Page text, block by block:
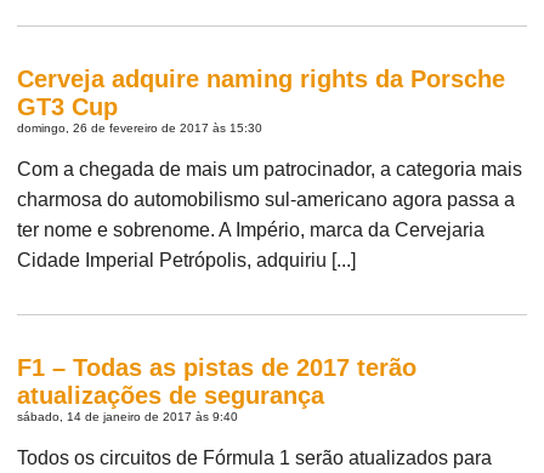
Cerveja adquire naming rights da Porsche
GT3 Cup
domingo, 26 de fevereiro de 2017 às 15:30
Com a chegada de mais um patrocinador, a categoria mais
charmosa do automobilismo sul-americano agora passa a
ter nome e sobrenome. A Império, marca da Cervejaria
Cidade Imperial Petrópolis, adquiriu [...]
F1 – Todas as pistas de 2017 terão
atualizações de segurança
sábado, 14 de janeiro de 2017 às 9:40
Todos os circuitos de Fórmula 1 serão atualizados para